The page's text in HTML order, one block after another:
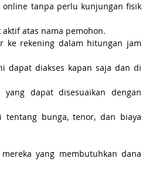
online tanpa perlu kunjungan fisik
atas nama pemohon.
ke rekening dalam hitungan jam
dapat diakses kapan saja dan di
dapat disesuaikan dengan
bunga, tenor, dan biaya
yang membutuhkan dana